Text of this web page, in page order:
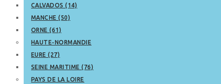
CALVADOS (14)
MANCHE (50)
ORNE (61)
HAUTE-NORMANDIE
EURE (27)
SEINE MARITIME (76)
PAYS DE LA LOIRE